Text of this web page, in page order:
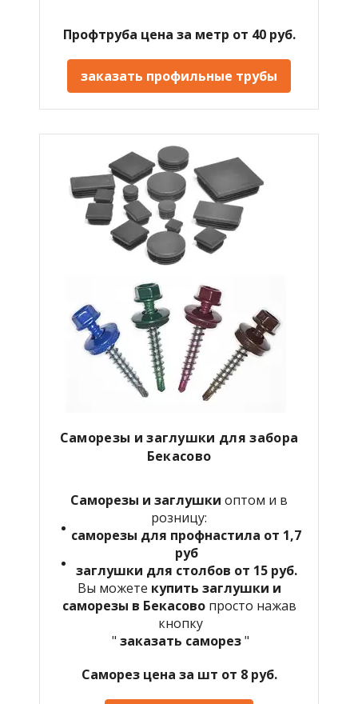
Профтруба цена за метр от 40 руб.
заказать профильные трубы
Саморезы и заглушки для забора
Бекасово
Саморезы и заглушки оптом и в
розницу:
саморезы для профнастила от 1,7
руб
заглушки для столбов от 15 руб.
Вы можете купить заглушки и
саморезы в Бекасово просто нажав
кнопку
" заказать саморез"
Саморез цена за шт от 8 руб.